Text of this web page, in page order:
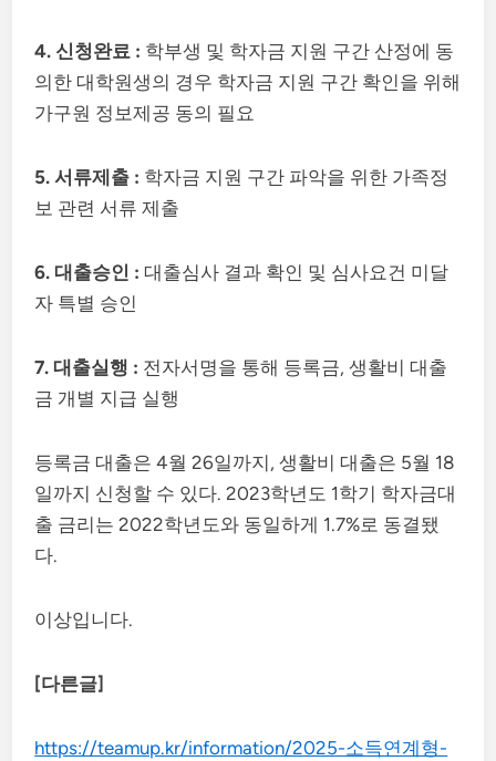
4. 신청완료 : 학부생 및 학자금 지원 구간 산정에 동
의한 대학원생의 경우 학자금 지원 구간 확인을 위해
가구원 정보제공 동의 필요
5. 서류제출 : 학자금 지원 구간 파악을 위한 가족정
보 관련 서류 제출
6. 대출승인 : 대출심사 결과 확인 및 심사요건 미달
자 특별 승인
7. 대출실행 : 전자서명을 통해 등록금, 생활비 대출
금 개별 지급 실행
등록금 대출은 4월 26일까지, 생활비 대출은 5월 18
일까지 신청할 수 있다. 2023학년도 1학기 학자금대
출 금리는 2022학년도와 동일하게 1.7%로 동결됐
다.
이상입니다.
[다른글]
https://teamup.kr/information/2025-소득연계형-